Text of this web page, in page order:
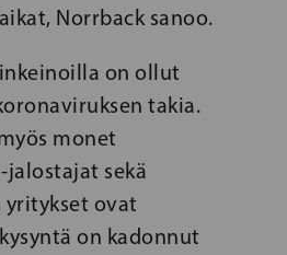
Norrback sanoo.
on ollut
takia.
monet
sekä
ovat
on kadonnut